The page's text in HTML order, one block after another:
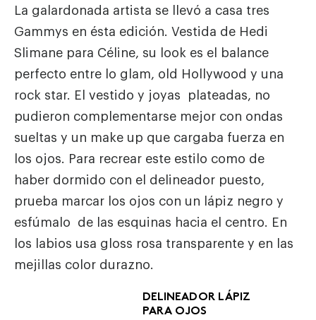
La galardonada artista se llevó a casa tres
Gammys en ésta edición. Vestida de Hedi
Slimane para Céline, su look es el balance
perfecto entre lo glam, old Hollywood y una
rock star. El vestido y joyas plateadas, no
pudieron complementarse mejor con ondas
sueltas y un make up que cargaba fuerza en
los ojos. Para recrear este estilo como de
haber dormido con el delineador puesto,
prueba marcar los ojos con un lápiz negro y
esfúmalo de las esquinas hacia el centro. En
los labios usa gloss rosa transparente y en las
mejillas color durazno.
DELINEADOR LÁPIZ
PARA OJOS